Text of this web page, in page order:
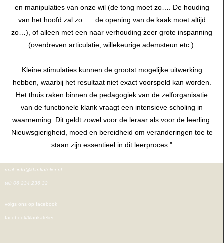
en manipulaties van onze wil (de tong moet zo…. De houding
van het hoofd zal zo….. de opening van de kaak moet altijd
zo…), of alleen met een naar verhouding zeer grote inspanning
(overdreven articulatie, willekeurige ademsteun etc.).
Kleine stimulaties kunnen de grootst mogelijke uitwerking
hebben, waarbij het resultaat niet exact voorspeld kan worden.
Het thuis raken binnen de pedagogiek van de zelforganisatie
van de functionele klank vraagt een intensieve scholing in
waarneming. Dit geldt zowel voor de leraar als voor de leerling.
Nieuwsgierigheid, moed en bereidheid om veranderingen toe te
staan zijn essentieel in dit leerproces."
mail: info@klankatelier.nl
tel: 06 234 236 32
volgs ons op facebook
facebook/klankatelier